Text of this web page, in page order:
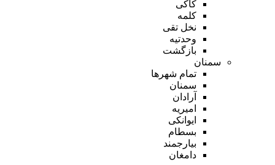
کاکی
کلمه
نخل تقی
وحدتیه
بازگشت
سمنان
تمام شهر‌ها
سمنان
آرادان
امیریه
ایوانکی
بسطام
بیارجمند
دامغان